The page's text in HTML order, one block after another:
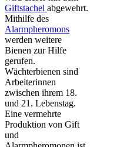
Giftstachel abgewehrt.
Mithilfe des
Alarmpheromons
werden weitere
Bienen zur Hilfe
gerufen.
Wächterbienen sind
Arbeiterinnen
zwischen ihrem 18.
und 21. Lebenstag.
Eine vermehrte
Produktion von Gift
und